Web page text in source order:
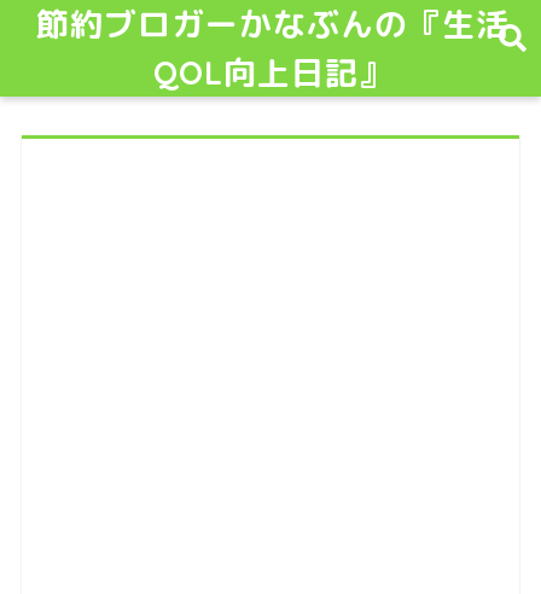
節約ブロガーかなぶんの『生活
QOL向上日記』